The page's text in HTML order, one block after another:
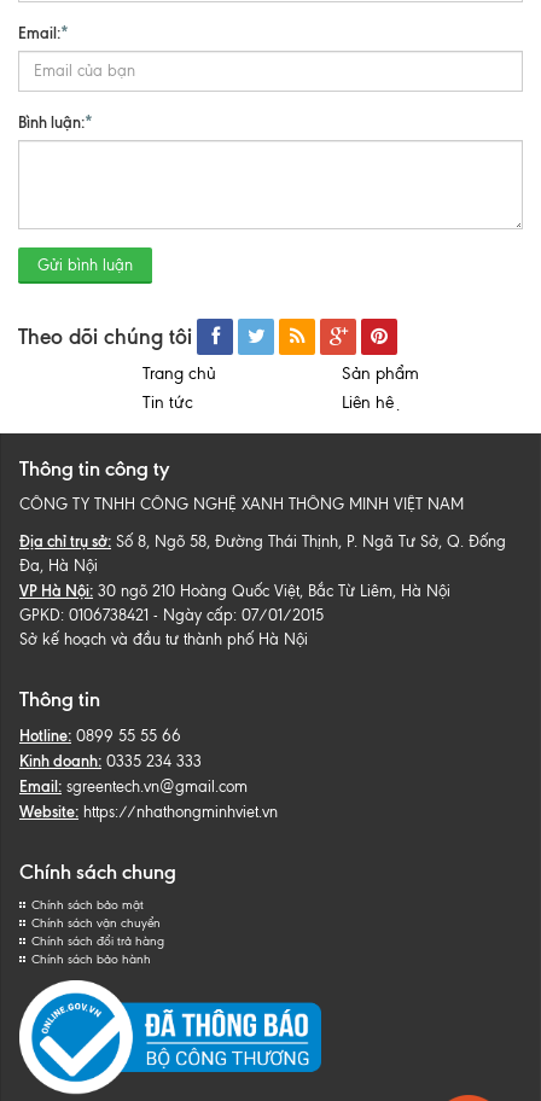
Email:*
Bình luận:*
Gửi bình luận
Theo dõi chúng tôi
Trang chủ
Sản phẩm
Tin tức
Liên hệ
Thông tin công ty
CÔNG TY TNHH CÔNG NGHỆ XANH THÔNG MINH VIỆT NAM
Địa chỉ trụ sở: Số 8, Ngõ 58, Đường Thái Thịnh, P. Ngã Tư Sở, Q. Đống
Đa, Hà Nội
VP Hà Nội: 30 ngõ 210 Hoàng Quốc Việt, Bắc Từ Liêm, Hà Nội
GPKD: 0106738421 - Ngày cấp: 07/01/2015
Sở kế hoạch và đầu tư thành phố Hà Nội
Thông tin
Hotline: 0899 55 55 66
Kinh doanh: 0335 234 333
Email: sgreentech.vn@gmail.com
Website: https://nhathongminhviet.vn
Chính sách chung
Chính sách bảo mật
Chính sách vận chuyển
Chính sách đổi trả hàng
Chính sách bảo hành